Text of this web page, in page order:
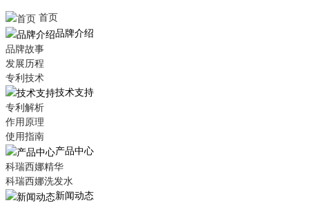
首页
品牌介绍
品牌故事
发展历程
专利技术
技术支持
专利解析
作用原理
使用指南
产品中心
科瑞西娜精华
科瑞西娜洗发水
新闻动态